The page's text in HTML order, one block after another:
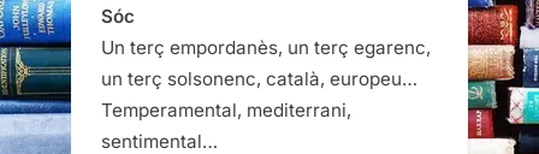
Sóc
Un terç empordanès, un terç egarenc,
un terç solsonenc, català, europeu…
Temperamental, mediterrani,
sentimental…